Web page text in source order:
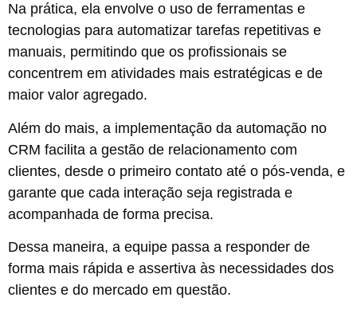
Na prática, ela envolve o uso de ferramentas e
tecnologias para automatizar tarefas repetitivas e
manuais, permitindo que os profissionais se
concentrem em atividades mais estratégicas e de
maior valor agregado.
Além do mais, a implementação da automação no
CRM facilita a gestão de relacionamento com
clientes, desde o primeiro contato até o pós-venda, e
garante que cada interação seja registrada e
acompanhada de forma precisa.
Dessa maneira, a equipe passa a responder de
forma mais rápida e assertiva às necessidades dos
clientes e do mercado em questão.